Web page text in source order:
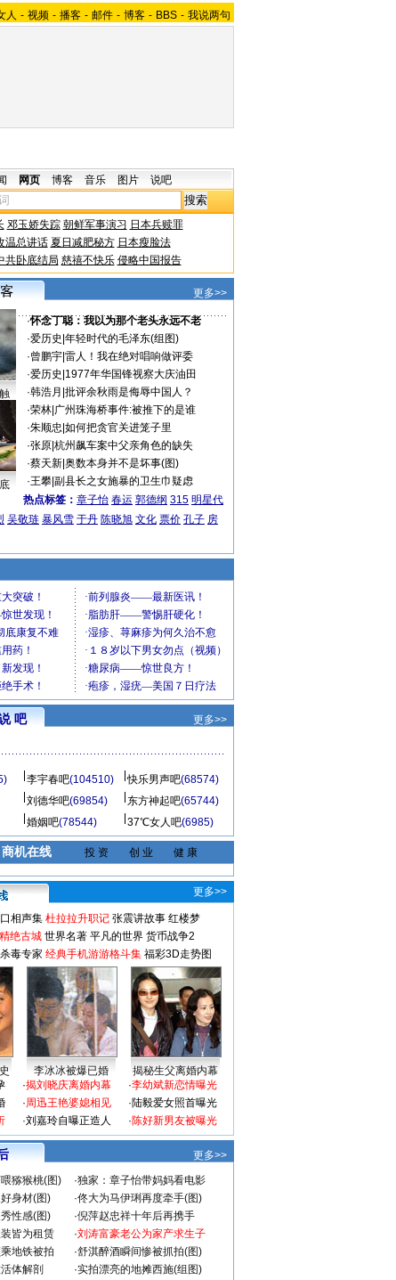
人 - 视频 - 播客 - 邮件 - 博客 - BBS - 我说两句
网页 博客 音乐 图片 说吧
邓玉娇失踪 朝鲜军事演习 日本兵赎罪
温总讲话 夏日减肥秘方 日本瘦脸法
共卧底结局 慈禧不快乐 侵略中国报告
更多>>
·怀念丁聪：我以为那个老头永远不老
·爱历史 年轻时代的毛泽东(组图)
·曾鹏宇| 雷人！我在绝对唱响做评委
·爱历史 1977年华国锋视察大庆油田
·韩浩月 批评余秋雨是侮辱中国人？
·荣林| 广州珠海桥事件:被推下的是谁
·朱顺忠 如何把贪官关进笼子里
·张原| 杭州飙车案中父亲角色的缺失
·蔡天新| 奥数本身并不是坏事(图)
·王攀| 副县长之女施暴的卫生巾疑虑
热点标签： 章子怡 春运 郭德纲 315 明星代
吴敬琏 暴风雪 于丹 陈晓旭 文化 票价 孔子 房
吧 更多>>
李宇春吧(104510) 快乐男声吧(68574)
刘德华吧(69854) 东方神起吧(65744)
婚姻吧(78544) 37℃女人吧(6985)
商机在线 投 资 创 业 健 康
更多>>
相声集 杜拉拉升职记 张震讲故事 红楼梦
绝古城 世界名著 平凡的世界 货币战争2
毒专家 经典手机游游格斗集 福彩3D走势图
李冰冰被爆已婚
揭秘生父离婚内幕
·揭刘晓庆离婚内幕
·周迅王艳婆媳相见
·刘嘉玲自曝正造人
·李幼斌新恋情曝光
·陆毅爱女照首曝光
·陈好新男友被曝光
更多>>
猕猴桃(图) ·独家：章子怡带妈妈看电影
身材(图) ·佟大为马伊琍再度牵手(图)
性感(图) ·倪萍赵忠祥十年后再携手
皆为租赁 ·刘涛富豪老公为家产求生子
地铁被拍 ·舒淇醉酒瞬间惨被抓拍(图)
体解剖 ·实拍漂亮的地摊西施(组图)